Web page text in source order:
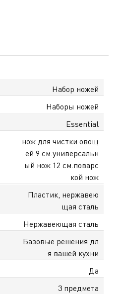
Набор ножей
Наборы ножей
Essential
нож для чистки овощ
ей 9 см.универсальн
ый нож 12 см.поварс
кой нож
Пластик, нержавею
щая сталь
Нержавеющая сталь
Базовые решения дл
я вашей кухни
Да
3 предмета